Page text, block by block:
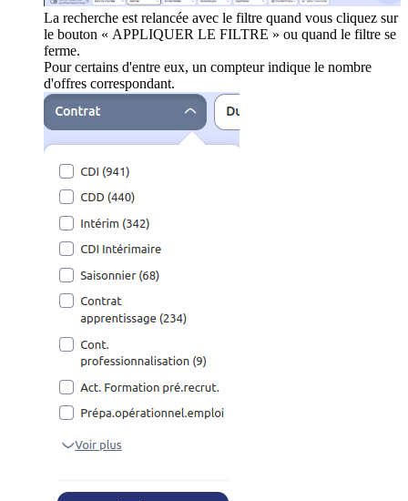
La recherche est relancée avec le filtre quand vous cliquez sur
le bouton « APPLIQUER LE FILTRE » ou quand le filtre se
ferme.
Pour certains d'entre eux, un compteur indique le nombre
d'offres correspondant.